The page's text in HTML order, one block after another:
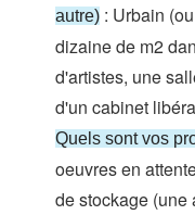
autre) : Urbain
dizaine de m2
d'artistes, une
d'un cabinet
Quels sont vos
oeuvres en
de stockage (une